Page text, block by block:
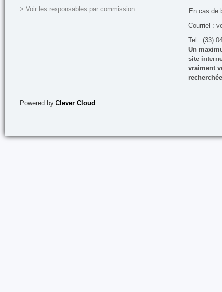
> Voir les responsables par commission
En cas de
Courriel :
Tel : (33)
Un
site
vraiment
Powered by Clever Cloud